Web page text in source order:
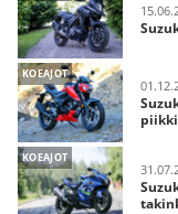
KOEAJOT
KOEAJOT